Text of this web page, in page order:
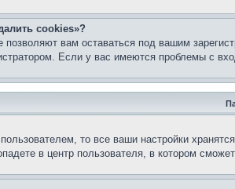
cookies»?
вам оставаться под вашим
Если у вас имеются проблемы с
то все ваши настройки
в центр пользователя, в котором